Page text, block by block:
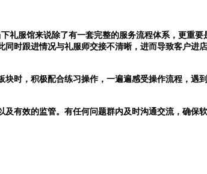
礼服馆来说除了有一套完整的服务流程体系，更重
时跟进情况与礼服师交接不清晰，进而导致客户
时，积极配合练习操作，一遍遍感受操作流程，
有效的监管。有任何问题群内及时沟通交流，确保